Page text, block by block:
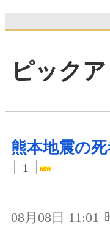
ピック
熊本地震の
1
08月08日 11:01